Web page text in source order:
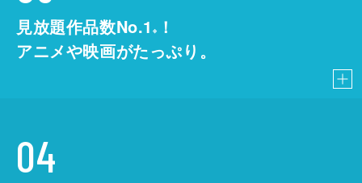
見放題作品数No.1 ※
！
アニメや映画がたっぷり。
04